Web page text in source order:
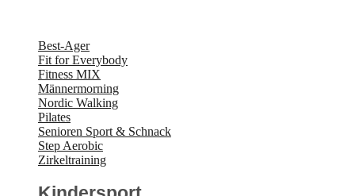
Best-Ager
Fit for Everybody
Fitness MIX
Männermorning
Nordic Walking
Pilates
Senioren Sport & Schnack
Step Aerobic
Zirkeltraining